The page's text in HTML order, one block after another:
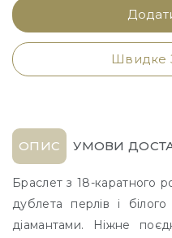
Швидке
ОПИС УМОВИ
Браслет з 18-каратного
дублета перлів і
діамантами. Ніжне